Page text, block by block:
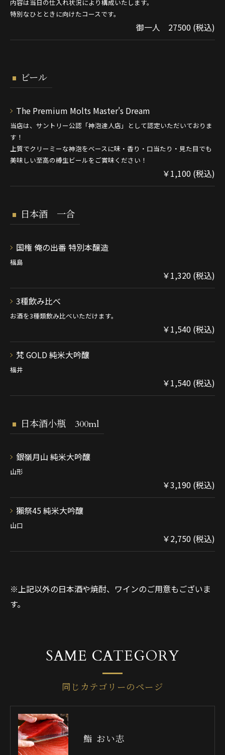
内容は当日の仕入れ状況により構成いたします。
特別なひとときに向けたコースです。
御一人 27500 (税込)
ビール
The Premium Molts Master's Dream
当店は、サントリー公認「神泡達人店」として認定いただいておりま
す！
上質でクリーミーな神泡をベースに味・香り・口当たり・見た目でも
美味しい至高の樽生ビールをご賞味ください！
￥1,100 (税込)
日本酒 一合
国権 俺の出番 特別本醸造
福島
￥1,320 (税込)
3種飲み比べ
お酒を3種類飲み比べいただけます。
￥1,540 (税込)
梵 GOLD 純米大吟釀
福井
￥1,540 (税込)
日本酒小瓶 300ml
銀嶺月山 純米大吟釀
山形
￥3,190 (税込)
獺祭45 純米大吟釀
山口
￥2,750 (税込)
※上記以外の日本酒や焼酎、ワインのご用意もございま
す。
同じカテゴリーのページ
SAME CATEGORY
鮨 おい志